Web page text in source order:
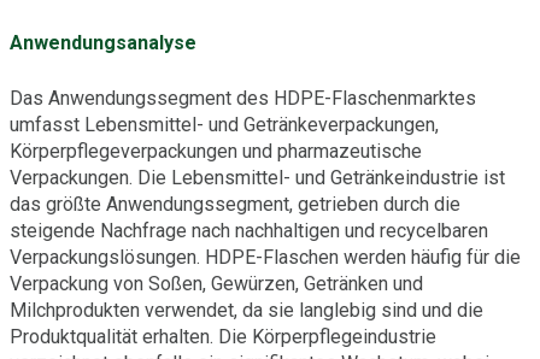
Anwendungsanalyse
Das Anwendungssegment des HDPE-Flaschenmarktes
umfasst Lebensmittel- und Getränkeverpackungen,
Körperpflegeverpackungen und pharmazeutische
Verpackungen. Die Lebensmittel- und Getränkeindustrie ist
das größte Anwendungssegment, getrieben durch die
steigende Nachfrage nach nachhaltigen und recycelbaren
Verpackungslösungen. HDPE-Flaschen werden häufig für die
Verpackung von Soßen, Gewürzen, Getränken und
Milchprodukten verwendet, da sie langlebig sind und die
Produktqualität erhalten. Die Körperpflegeindustrie